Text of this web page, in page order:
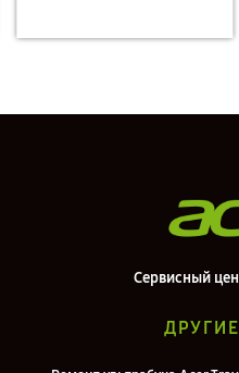
Сервисный